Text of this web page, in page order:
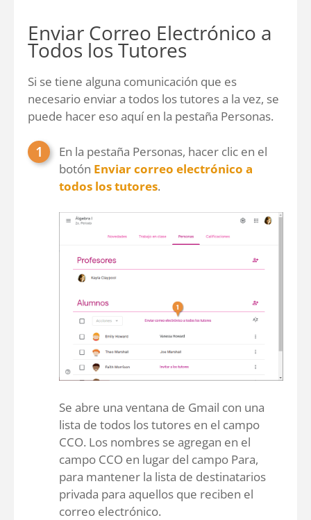
Enviar Correo Electrónico a
Todos los Tutores
Si se tiene alguna comunicación que es
necesario enviar a todos los tutores a la vez, se
puede hacer eso aquí en la pestaña Personas.
En la pestaña Personas, hacer clic en el
botón Enviar correo electrónico a
todos los tutores.
Se abre una ventana de Gmail con una
lista de todos los tutores en el campo
CCO. Los nombres se agregan en el
campo CCO en lugar del campo Para,
para mantener la lista de destinatarios
privada para aquellos que reciben el
correo electrónico.